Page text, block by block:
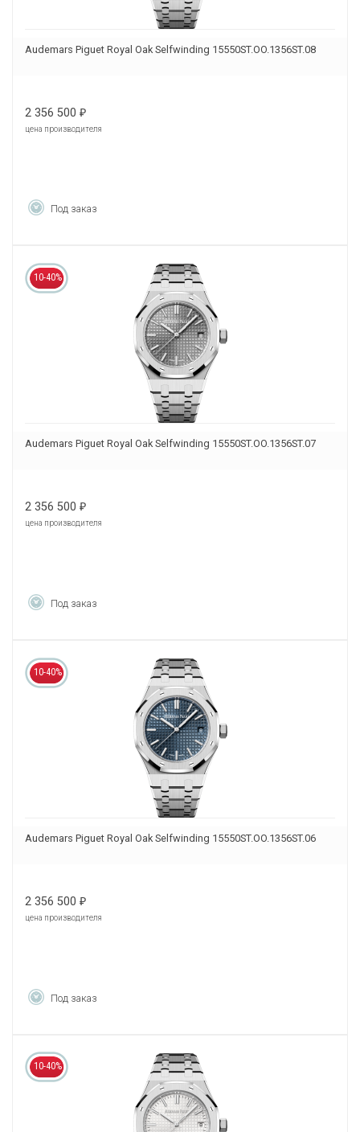
Audemars Piguet Royal Oak Selfwinding 15550ST.OO.1356ST.08
2 356 500 ₽
цена производителя
Под заказ
10-40%
Audemars Piguet Royal Oak Selfwinding 15550ST.OO.1356ST.07
2 356 500 ₽
цена производителя
Под заказ
10-40%
Audemars Piguet Royal Oak Selfwinding 15550ST.OO.1356ST.06
2 356 500 ₽
цена производителя
Под заказ
10-40%